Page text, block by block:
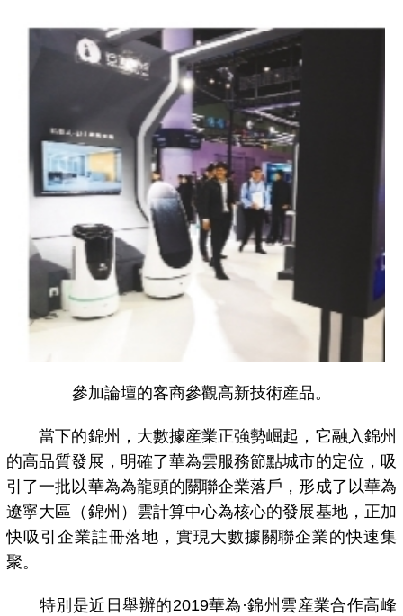
參加論壇的客商參觀高新技術産品。
當下的錦州，大數據産業正強勢崛起，它融入錦州
的高品質發展，明確了華為雲服務節點城市的定位，吸
引了一批以華為為龍頭的關聯企業落戶，形成了以華為
遼寧大區（錦州）雲計算中心為核心的發展基地，正加
快吸引企業註冊落地，實現大數據關聯企業的快速集
聚。
特別是近日舉辦的2019華為·錦州雲産業合作高峰